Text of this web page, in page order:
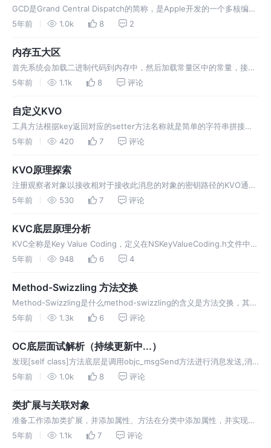
GCD是Grand Central Dispatch的简称，是Apple开发的一个多核编程
的解决方法，GCD包括了语言特性、运行时库和系统改进，这项改进为
系统和你的应用运行更快，更有效率，并且提高了响应速度。…
5年前 1.0k 8 2
内存五大区
首先系统会加载二进制代码到内存中，然后加载常量区中的常量，接着
加载全局区和静态区（初始化过的静态区和没有初始化过的静态区是分
中，会创建对象和一些局部变量，其中对象存放在堆中，变量存放在栈
上，以上五个区中只有堆是由…
5年前 1.1k 8 评论
自定义KVO
工具方法根据key返回对应的setter方法名称就是简单的字符串拼接根
据对应的setter方法拿到对应的key就是简单的字符串截取添加观察者
5年前 420 7 评论
KVO原理探索
注册观察者对象以接收相对于接收此消息的对象的密钥路径的KVO通
知。 observer：注册KVO通知的对象。观察者必须实现键值观察方法
观察的属性相对于接收此消息的对…
5年前 530 7 评论
KVC底层原理分析
KVC全称是Key Value Coding，定义在NSKeyValueCoding.h文件中，
是一个非正式协议。KVC提供了一种间接访问其属性方法或成员变量的
key对应的属性值，但是这里需要传递key的路径 va…
5年前 948 6 4
Method-Swizzling 方法交换
Method-Swizzling是什么method-swizzling的含义是方法交换，其主
要作用是在运行时将一个方法的实现替换成另一个方法的实现，这就是
5年前 1.3k 6 评论
OC底层面试解析（持续更新中...）
发现[self class]方法底层是调用objc_msgSend方法进行消息发送,消
息接收者是self,方法编号是class。[super class]是调用
是class。
5年前 1.0k 8 评论
类扩展与关联对象
准备工作添加类扩展，并添加属性、方法在分类中添加属性，并实现
set、get方法类扩展类别和类扩展的区别类别专门给类添加新的方法不
5年前 1.1k 7 评论